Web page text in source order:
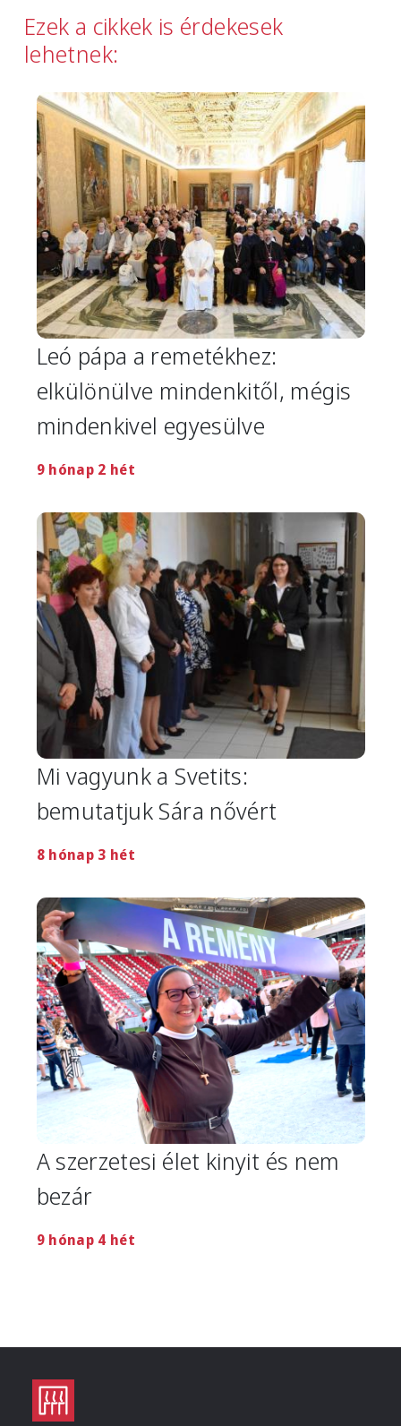
Ezek a cikkek is érdekesek
lehetnek:
Image
Leó pápa a remetékhez:
elkülönülve mindenkitől, mégis
mindenkivel egyesülve
9 hónap 2 hét
Image
Mi vagyunk a Svetits:
bemutatjuk Sára nővért
8 hónap 3 hét
Image
A szerzetesi élet kinyit és nem
bezár
9 hónap 4 hét